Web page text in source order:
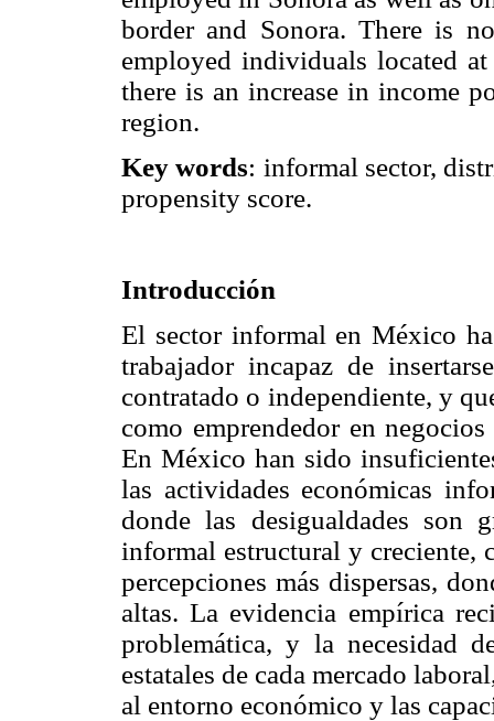
border and Sonora. There is
employed individuals located
there is an increase in income
region.
Key words: informal sector,
propensity score.
Introducción
El sector informal en México
trabajador incapaz de
contratado o independiente, y
como emprendedor en
En México han sido
las actividades económicas
donde las desigualdades son
informal estructural y creciente,
percepciones más dispersas,
altas. La evidencia empírica
problemática, y la necesidad
estatales de cada mercado
al entorno económico y las